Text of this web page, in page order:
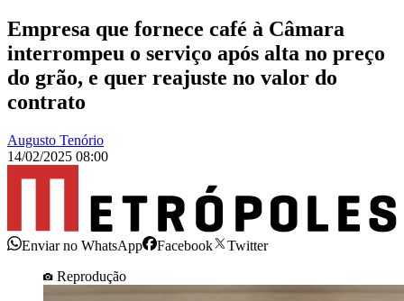
Empresa que fornece café à Câmara
interrompeu o serviço após alta no preço
do grão, e quer reajuste no valor do
contrato
Augusto Tenório
14/02/2025 08:00
Enviar no WhatsApp Facebook
Twitter
Reprodução